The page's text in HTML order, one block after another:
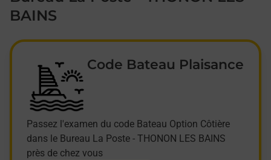
BAINS
Code Bateau Plaisance
Passez l'examen du code Bateau Option Côtière
dans le Bureau La Poste - THONON LES BAINS
près de chez vous